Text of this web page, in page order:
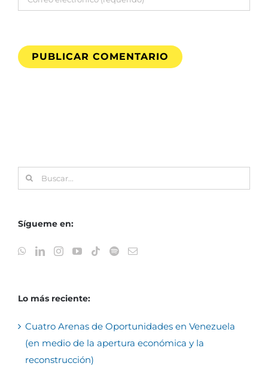
Buscar:
Sígueme en:
Lo más reciente:
Cuatro Arenas de Oportunidades en Venezuela
(en medio de la apertura económica y la
reconstrucción)